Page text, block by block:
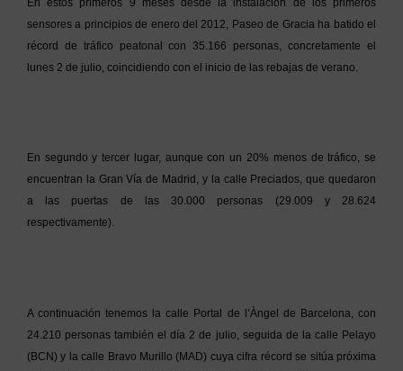
sensores a principios de enero del 2012, Paseo de Gracia ha batido el
récord de tráfico peatonal con 35.166 personas, concretamente el
lunes 2 de julio, coincidiendo con el inicio de las rebajas de verano.
En segundo y tercer lugar, aunque con un 20% menos de tráfico, se
encuentran la Gran Vía de Madrid, y la calle Preciados, que quedaron
a las puertas de las 30.000 personas (29.009 y 28.624
respectivamente).
A continuación tenemos la calle Portal de l’Àngel de Barcelona, con
24.210 personas también el día 2 de julio, seguida de la calle Pelayo
(BCN) y la calle Bravo Murillo (MAD) cuya cifra récord se sitúa próxima